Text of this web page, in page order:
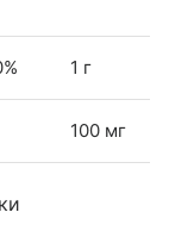
1 г
100 мг